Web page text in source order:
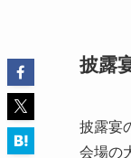
披露
披露宴
会場の